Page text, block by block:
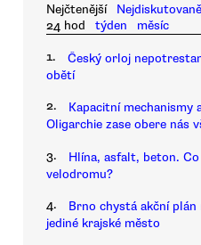
Nejčtenější
24 hod
týden měsíc
1.
Český orloj
obětí
2.
Kapacitní mechanismy
Oligarchie zase obere nás
3.
Hlína, asfalt, beton.
velodromu?
4.
Brno chystá akční plán
jediné krajské město